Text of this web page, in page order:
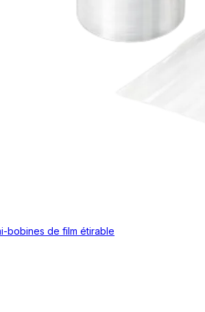
bobines de film étirable